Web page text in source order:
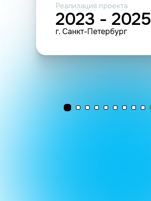
Реализация проекта
2023 - 2025
г. Санкт-Петербург